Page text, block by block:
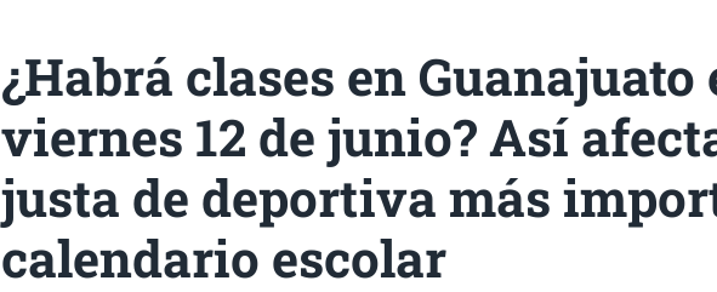
¿Habrá clases en Guanajuato
viernes 12 de junio? Así
justa de deportiva más
calendario escolar